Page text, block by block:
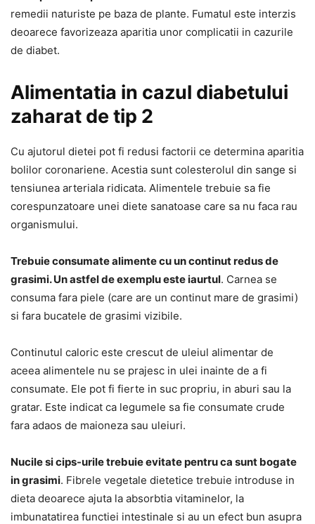
remedii naturiste pe baza de plante. Fumatul este interzis
deoarece favorizeaza aparitia unor complicatii in cazurile
de diabet.
Alimentatia in cazul diabetului
zaharat de tip 2
Cu ajutorul dietei pot fi redusi factorii ce determina aparitia
bolilor coronariene. Acestia sunt colesterolul din sange si
tensiunea arteriala ridicata. Alimentele trebuie sa fie
corespunzatoare unei diete sanatoase care sa nu faca rau
organismului.
Trebuie consumate alimente cu un continut redus de
grasimi. Un astfel de exemplu este iaurtul. Carnea se
consuma fara piele (care are un continut mare de grasimi)
si fara bucatele de grasimi vizibile.
Continutul caloric este crescut de uleiul alimentar de
aceea alimentele nu se prajesc in ulei inainte de a fi
consumate. Ele pot fi fierte in suc propriu, in aburi sau la
gratar. Este indicat ca legumele sa fie consumate crude
fara adaos de maioneza sau uleiuri.
Nucile si cips-urile trebuie evitate pentru ca sunt bogate
in grasimi. Fibrele vegetale dietetice trebuie introduse in
dieta deoarece ajuta la absorbtia vitaminelor, la
imbunatatirea functiei intestinale si au un efect bun asupra